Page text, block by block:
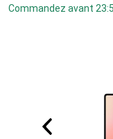
Commandez avant